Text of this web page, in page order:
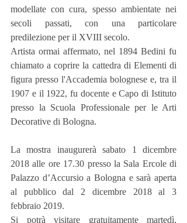
modellate con cura, spesso ambientate nei
secoli passati, con una particolare
predilezione per il XVIII secolo.
Artista ormai affermato, nel 1894 Bedini fu
chiamato a coprire la cattedra di Elementi di
figura presso l'Accademia bolognese e, tra il
1907 e il 1922, fu docente e Capo di Istituto
presso la Scuola Professionale per le Arti
Decorative di Bologna.
La mostra inaugurerà sabato 1 dicembre
2018 alle ore 17.30 presso la Sala Ercole di
Palazzo d’Accursio a Bologna e sarà aperta
al pubblico dal 2 dicembre 2018 al 3
febbraio 2019.
Si potrà visitare gratuitamente martedì,